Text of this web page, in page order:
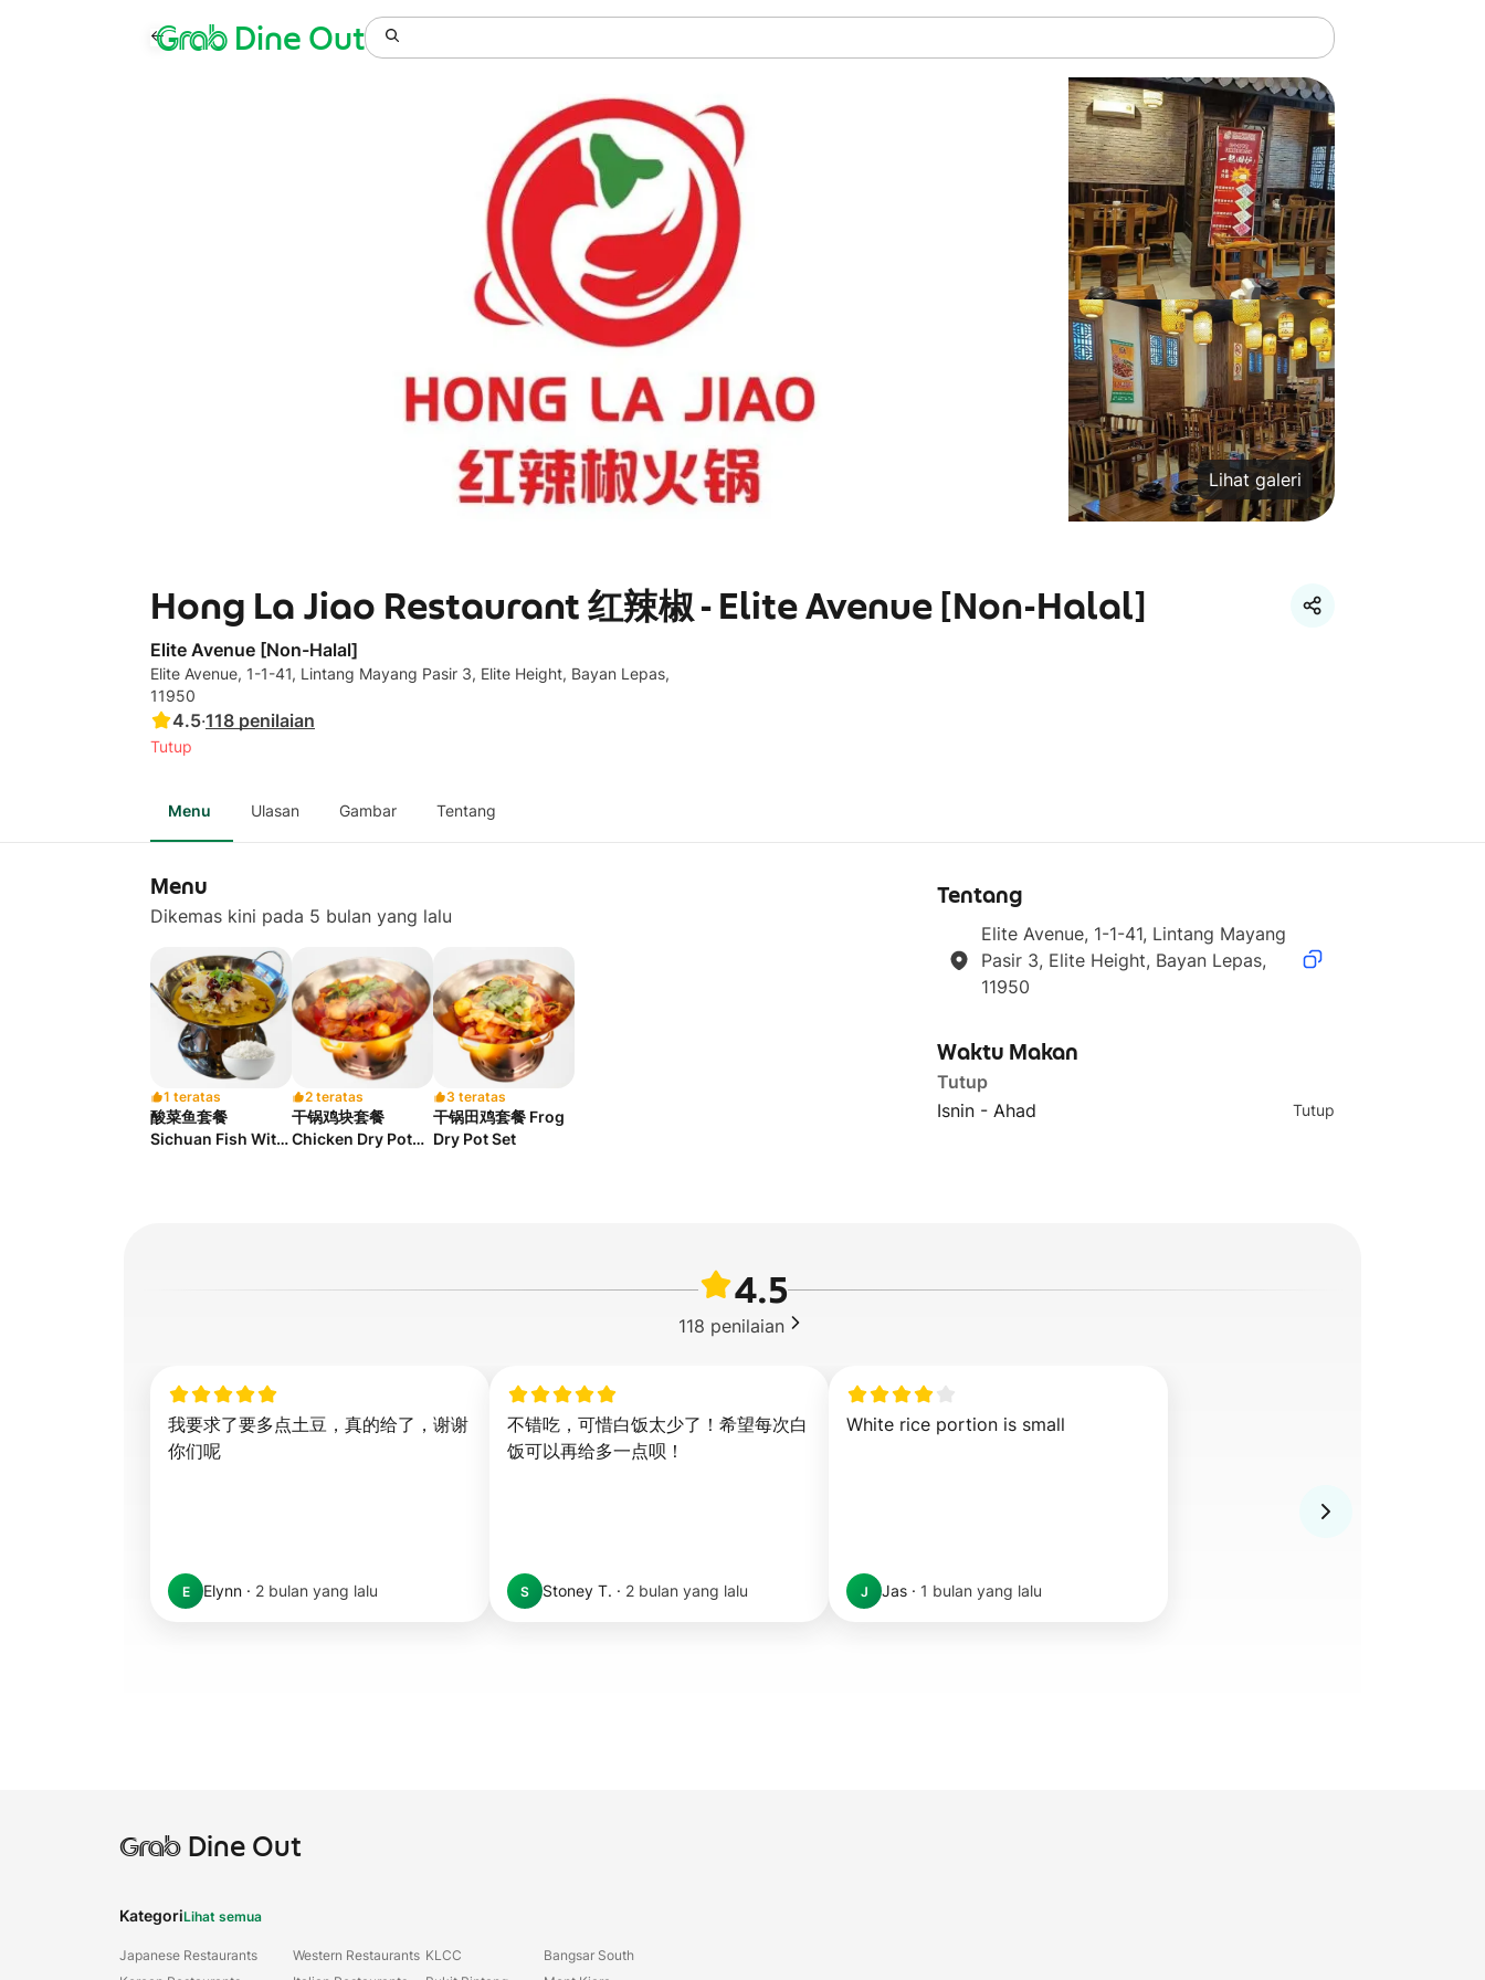
GrabDine Out
Lihat galeri
Hong La Jiao Restaurant 红辣椒 - Elite Avenue [Non-Halal]
Elite Avenue [Non-Halal]
Elite Avenue, 1-1-41, Lintang Mayang Pasir 3, Elite Height, Bayan Lepas,
11950
4.5·118 penilaian
Tutup
Menu Ulasan Gambar Tentang
Menu
Dikemas kini pada 5 bulan yang lalu
1 teratas
酸菜鱼套餐
Sichuan Fish With
2 teratas
干锅鸡块套餐
Chicken Dry Pot
3 teratas
干锅田鸡套餐 Frog
Dry Pot Set
Tentang
Elite Avenue, 1-1-41, Lintang Mayang
Pasir 3, Elite Height, Bayan Lepas,
11950
Waktu Makan
Tutup
Isnin - Ahad
Tutup
4.5
118 penilaian
我要求了要多点土豆，真的给了，谢谢
你们呢
E Elynn · 2 bulan yang lalu
不错吃，可惜白饭太少了！希望每次白
饭可以再给多一点呗！
S Stoney T. · 2 bulan yang lalu
White rice portion is small
J Jas · 1 bulan yang lalu
GrabDine Out
KategoriLihat semua
Japanese Restaurants
Western Restaurants KLCC
Bangsar South